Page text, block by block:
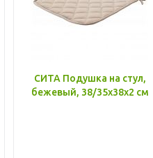
СИТА Подушка на стул,
бежевый, 38/35x38x2 см